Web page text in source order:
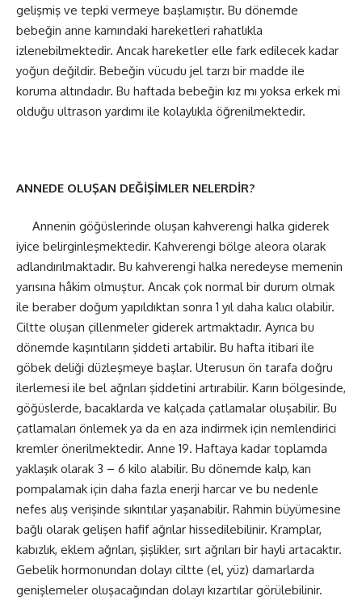
gelişmiş ve tepki vermeye başlamıştır. Bu dönemde
bebeğin anne karnındaki hareketleri rahatlıkla
izlenebilmektedir. Ancak hareketler elle fark edilecek kadar
yoğun değildir. Bebeğin vücudu jel tarzı bir madde ile
koruma altındadır. Bu haftada bebeğin kız mı yoksa erkek mi
olduğu ultrason yardımı ile kolaylıkla öğrenilmektedir.
ANNEDE OLUŞAN DEĞİŞİMLER NELERDİR?
Annenin göğüslerinde oluşan kahverengi halka giderek
iyice belirginleşmektedir. Kahverengi bölge aleora olarak
adlandırılmaktadır. Bu kahverengi halka neredeyse memenin
yarısına hâkim olmuştur. Ancak çok normal bir durum olmak
ile beraber doğum yapıldıktan sonra 1 yıl daha kalıcı olabilir.
Ciltte oluşan çillenmeler giderek artmaktadır. Ayrıca bu
dönemde kaşıntıların şiddeti artabilir. Bu hafta itibari ile
göbek deliği düzleşmeye başlar. Uterusun ön tarafa doğru
ilerlemesi ile bel ağrıları şiddetini artırabilir. Karın bölgesinde,
göğüslerde, bacaklarda ve kalçada çatlamalar oluşabilir. Bu
çatlamaları önlemek ya da en aza indirmek için nemlendirici
kremler önerilmektedir. Anne 19. Haftaya kadar toplamda
yaklaşık olarak 3 – 6 kilo alabilir. Bu dönemde kalp, kan
pompalamak için daha fazla enerji harcar ve bu nedenle
nefes alış verişinde sıkıntılar yaşanabilir. Rahmin büyümesine
bağlı olarak gelişen hafif ağrılar hissedilebilinir. Kramplar,
kabızlık, eklem ağrıları, şişlikler, sırt ağrıları bir hayli artacaktır.
Gebelik hormonundan dolayı ciltte (el, yüz) damarlarda
genişlemeler oluşacağından dolayı kızartılar görülebilinir.